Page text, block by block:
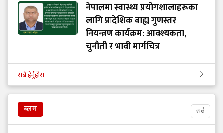
नेपालमा स्वास्थ्य प्रयोगशालाहरूका
लागि प्रादेशिक बाह्य गुणस्तर
नियन्त्रण कार्यक्रम: आवश्यकता,
चुनौती र भावी मार्गचित्र
सबै हेर्नुहोस
ब्लग सबै